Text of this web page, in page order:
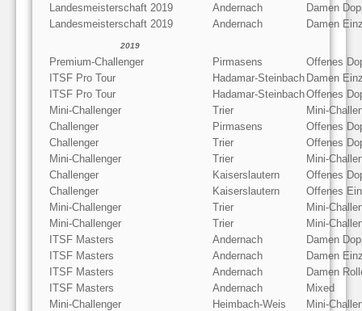
Landesmeisterschaft 2019 Andernach
Damen
Landesmeisterschaft 2019
Andernach Damen
2019
Premium-Challenger Pirmasens
Offenes
ITSF Pro Tour
Hadamar-Steinbach Damen
ITSF Pro Tour
Hadamar-SteinbachOffenes
Mini-Challenger
Trier
Mini-
Challenger
Pirmasens
Offenes
Challenger
Trier
Offenes
Mini-Challenger
Trier
Mini-
Challenger
Kaiserslautern
Offenes
Challenger
Kaiserslautern
Offenes
Mini-Challenger
Trier
Mini-
Mini-Challenger
Trier
Mini-
ITSF Masters
Andernach
Damen
ITSF Masters
Andernach
Damen
ITSF Masters
Andernach
Damen
ITSF Masters
Andernach
Mixed
Mini-Challenger
Heimbach-Weis
Mini-